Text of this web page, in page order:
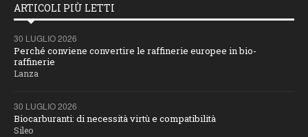
ARTICOLI PIÙ LETTI
30 LUGLIO 2026
Perché conviene convertire le raffinerie europee in bio-
raffinerie
Lanza
30 LUGLIO 2026
Biocarburanti: di necessità virtù e compatibilità
Sileo